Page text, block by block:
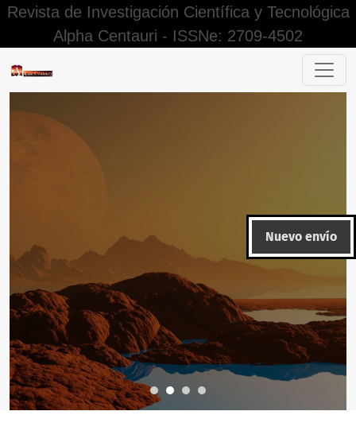
Revista de Investigación Científica y Tecnológica
Alpha Centauri - ISSNe: 2709-4502
Estudio sobre la calidad del servicio de atención al cliente
Nuevo envío